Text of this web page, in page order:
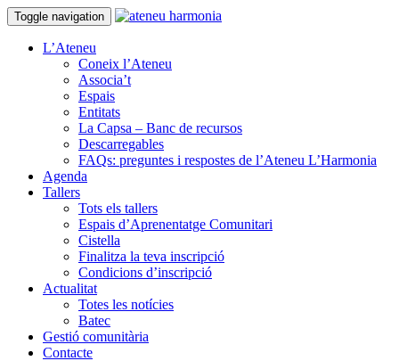
Toggle navigation
L’Ateneu
Coneix l’Ateneu
Associa’t
Espais
Entitats
La Capsa – Banc de recursos
Descarregables
FAQs: preguntes i respostes de l’Ateneu L’Harmonia
Agenda
Tallers
Tots els tallers
Espais d’Aprenentatge Comunitari
Cistella
Finalitza la teva inscripció
Condicions d’inscripció
Actualitat
Totes les notícies
Batec
Gestió comunitària
Contacte